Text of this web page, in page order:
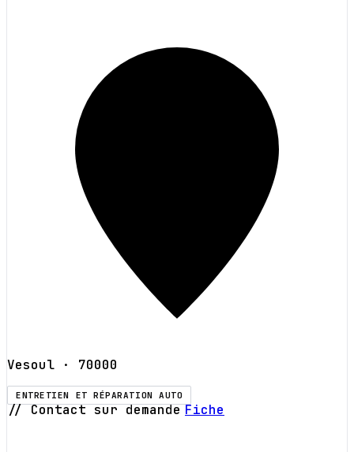
Vesoul · 70000
ENTRETIEN ET RÉPARATION AUTO
// Contact sur demande Fiche